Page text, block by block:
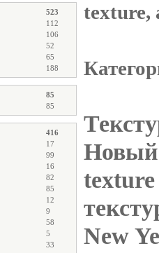
523
112
106
52
65
188
85
85
416
17
99
16
82
85
12
9
58
5
33
texture,
Новый
New